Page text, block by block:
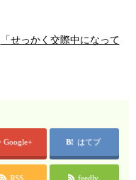
「せっかく交際中になって
Google+ はてブ
RSS feedly